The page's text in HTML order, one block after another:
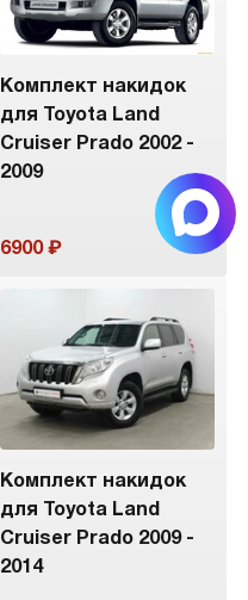
Комплект накидок
для Toyota Land
Cruiser Prado 2002 -
2009
6900
Комплект накидок
для Toyota Land
Cruiser Prado 2009 -
2014